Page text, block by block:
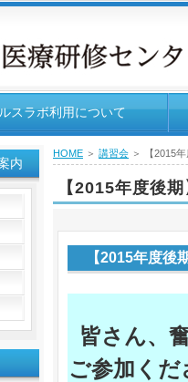
スラボ利用について
HOME ＞ 講習会 ＞ 【2015
【2015年度後
【2015年度後
皆さん、
ご参加くだ
内